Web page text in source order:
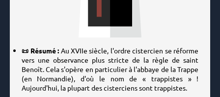
📜 Résumé : Au XVIIe siècle, l'ordre cistercien se réforme
vers une observance plus stricte de la règle de saint
Benoît. Cela s'opère en particulier à l'abbaye de la Trappe
(en Normandie), d'où le nom de « trappistes » !
Aujourd'hui, la plupart des cisterciens sont trappistes.